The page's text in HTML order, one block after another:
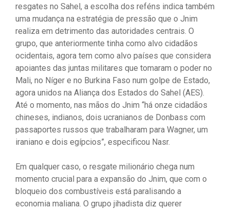
resgates no Sahel, a escolha dos reféns indica também
uma mudança na estratégia de pressão que o Jnim
realiza em detrimento das autoridades centrais. O
grupo, que anteriormente tinha como alvo cidadãos
ocidentais, agora tem como alvo países que considera
apoiantes das juntas militares que tomaram o poder no
Mali, no Níger e no Burkina Faso num golpe de Estado,
agora unidos na Aliança dos Estados do Sahel (AES).
Até o momento, nas mãos do Jnim “há onze cidadãos
chineses, indianos, dois ucranianos de Donbass com
passaportes russos que trabalharam para Wagner, um
iraniano e dois egípcios”, especificou Nasr.
Em qualquer caso, o resgate milionário chega num
momento crucial para a expansão do Jnim, que com o
bloqueio dos combustíveis está paralisando a
economia maliana. O grupo jihadista diz querer